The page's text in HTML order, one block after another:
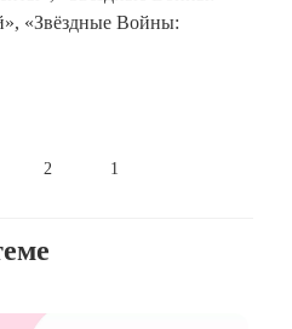
«Звёздные Войны:
2 1